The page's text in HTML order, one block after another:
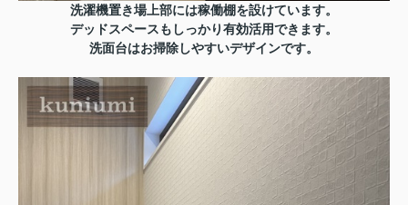
洗濯機置き場上部には稼働棚を設けています。
デッドスペースもしっかり有効活用できます。
洗面台はお掃除しやすいデザインです。